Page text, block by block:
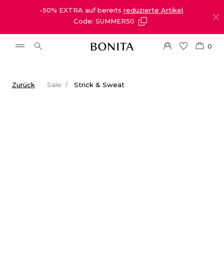
-50% EXTRA auf bereits reduzierte Artikel.
Code: SUMMER50
0
Zurück Sale Strick & Sweat